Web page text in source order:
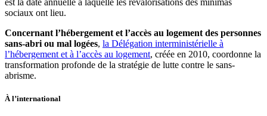
est la date annuelle à laquelle les revalorisations des minimas
sociaux ont lieu.
Concernant l’hébergement et l’accès au logement des personnes
sans-abri ou mal logées, la Délégation interministérielle à
l’hébergement et à l’accès au logement, créée en 2010, coordonne la
transformation profonde de la stratégie de lutte contre le sans-
abrisme.
À l’international